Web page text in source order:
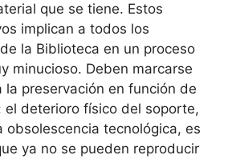
que se tiene. Estos
implican a todos los
la Biblioteca en un proceso
minucioso. Deben marcarse
la preservación en función de
el deterioro físico del soporte,
obsolescencia tecnológica, es
ya no se pueden reproducir